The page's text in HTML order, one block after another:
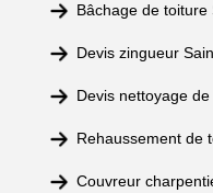
Bâchage de toiture
Devis zingueur
Devis nettoyage
Rehaussement de
Couvreur